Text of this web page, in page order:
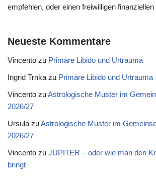
empfehlen, oder einen freiwilligen
Neueste Kommentare
Vincento zu Primäre Libido und Urtrauma
Ingrid Trnka zu Primäre Libido und Urtrauma
Vincento zuAstrologische Muster im
2026/27
Ursula zuAstrologische Muster im
2026/27
Vincento zu JUPITER – oder wie man den
bringt